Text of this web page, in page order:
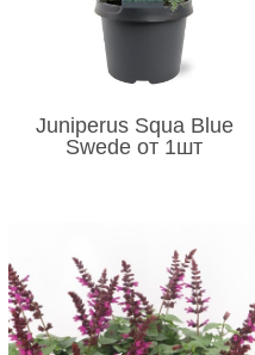
Juniperus Squa Blue
Swede от 1шт